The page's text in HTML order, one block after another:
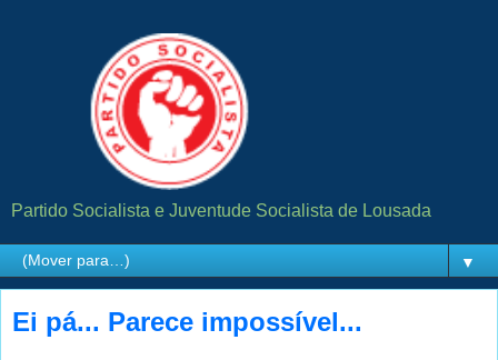
Partido Socialista e Juventude Socialista de Lousada
▼
Ei pá... Parece impossível...